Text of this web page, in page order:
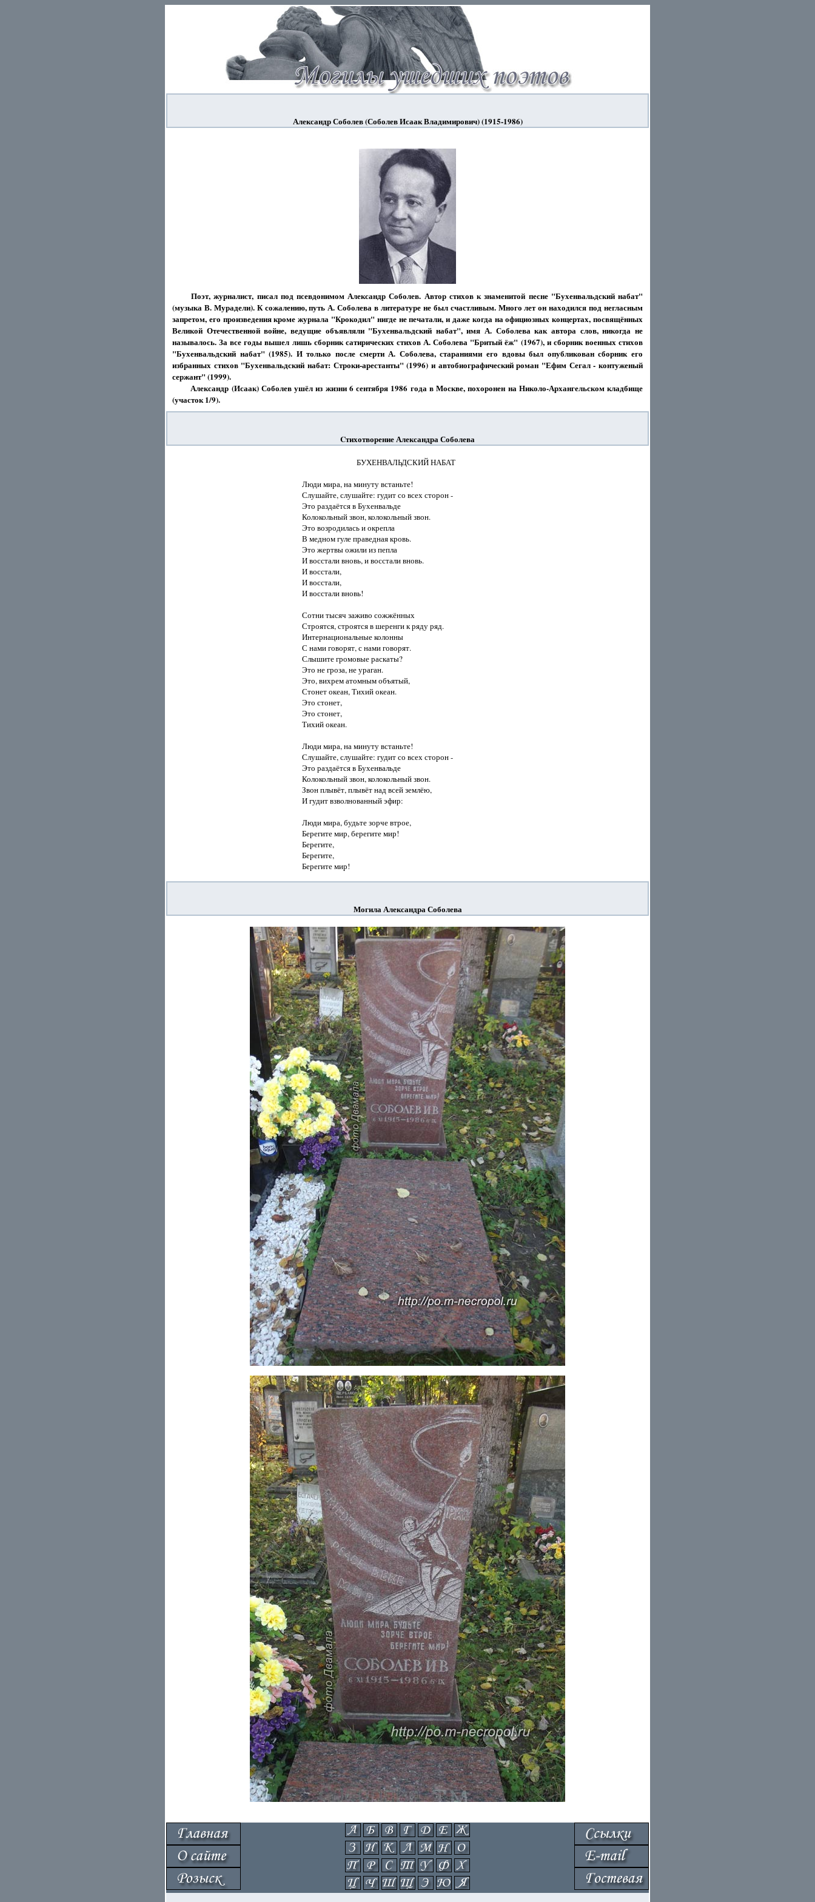
Александр Соболев (Соболев Исаак Владимирович) (1915-1986)
Поэт, журналист, писал под псевдонимом Александр Соболев. Автор стихов к знаменитой песне "Бухенвальдский набат"
(музыка В. Мурадели). К сожалению, путь А. Соболева в литературе не был счастливым. Много лет он находился под негласным
запретом, его произведения кроме журнала "Крокодил" нигде не печатали, и даже когда на официозных концертах, посвящённых
Великой Отечественной войне, ведущие объявляли "Бухенвальдский набат", имя А. Соболева как автора слов, никогда не
называлось. За все годы вышел лишь сборник сатирических стихов А. Соболева "Бритый ёж" (1967), и сборник военных стихов
"Бухенвальдский набат" (1985). И только после смерти А. Соболева, стараниями его вдовы был опубликован сборник его
избранных стихов "Бухенвальдский набат: Строки-арестанты" (1996) и автобиографический роман "Ефим Сегал - контуженый
сержант" (1999).
Александр (Исаак) Соболев ушёл из жизни 6 сентября 1986 года в Москве, похоронен на Николо-Архангельском кладбище
(участок 1/9).
Cтихотворение Александра Соболева
                              БУХЕНВАЛЬДСКИЙ НАБАТ
Люди мира, на минуту встаньте!
Слушайте, слушайте: гудит со всех сторон -
Это раздаётся в Бухенвальде
Колокольный звон, колокольный звон.
Это возродилась и окрепла
В медном гуле праведная кровь.
Это жертвы ожили из пепла
И восстали вновь, и восстали вновь.
И восстали,
И восстали,
И восстали вновь!
Сотни тысяч заживо сожжённых
Строятся, строятся в шеренги к ряду ряд.
Интернациональные колонны
С нами говорят, с нами говорят.
Слышите громовые раскаты?
Это не гроза, не ураган.
Это, вихрем атомным объятый,
Стонет океан, Тихий океан.
Это стонет,
Это стонет,
Тихий океан.
Люди мира, на минуту встаньте!
Слушайте, слушайте: гудит со всех сторон -
Это раздаётся в Бухенвальде
Колокольный звон, колокольный звон.
Звон плывёт, плывёт над всей землёю,
И гудит взволнованный эфир:
Люди мира, будьте зорче втрое,
Берегите мир, берегите мир!
Берегите,
Берегите,
Могила Александра Соболева